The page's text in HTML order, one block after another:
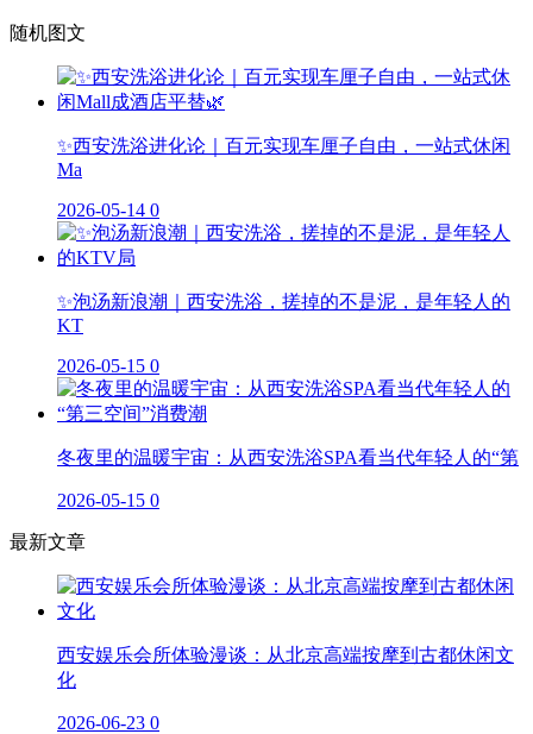
随机图文
✨西安洗浴进化论｜百元实现车厘子自由，一站式休闲
Ma
2026-05-14 0
✨泡汤新浪潮｜西安洗浴，搓掉的不是泥，是年轻人的
KT
2026-05-15 0
冬夜里的温暖宇宙：从西安洗浴SPA看当代年轻人的“第
2026-05-15 0
最新文章
西安娱乐会所体验漫谈：从北京高端按摩到古都休闲文
化
2026-06-23 0